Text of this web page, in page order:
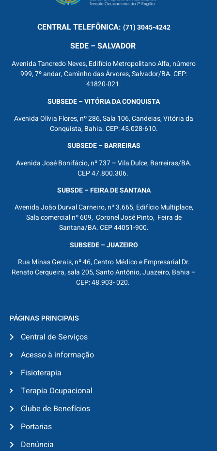
CENTRALTELEFÔNICA: (71) 3045-4242
SEDE – SALVADOR
Avenida Tancredo Neves, Edifício Metropolitano Alfa, número
999, 7º andar, Caminho das Árvores, Salvador/BA. CEP:
41820-021.
SUBSEDE – VITÓRIA DA CONQUISTA
Avenida Olívia Flores, nº 286, Sala 106, Candeias, Vitória da
Conquista, Bahia. CEP: 45.028-610.
SUBSEDE – BARREIRAS
Avenida José Bonifácio, nº 737 – Vila Dulce, Barreiras/BA.
CEP 47.800.306.
SUBSDE – FEIRA DE SANTANA
Avenida João Durval Carneiro, nº 3.665, Edifício Multiplace,
Sala comercial nº 609, Coronel José Pinto, Feira de
Santana/BA. CEP 44051-900.
SUBSEDE – JUAZEIRO
Rua Minas Gerais, nº 46, Centro Médico e Empresarial Dr.
Renato Cerqueira, sala 205, Santo Antônio, Juazeiro, Bahia –
CEP: 48.903- 020.
PÁGINAS PRINCIPAIS
Central de Serviços
Acesso à informação
Fisioterapia
Terapia Ocupacional
Clube de Benefícios
Portarias
Denúncia